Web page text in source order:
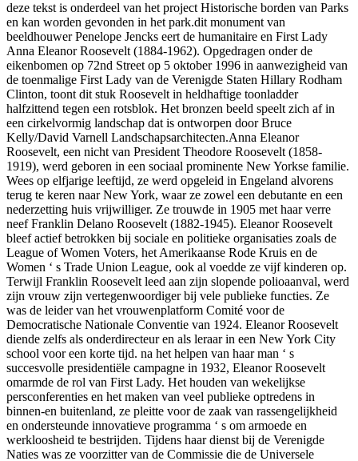
deze tekst is onderdeel van het project Historische borden van Parks
en kan worden gevonden in het park.dit monument van
beeldhouwer Penelope Jencks eert de humanitaire en First Lady
Anna Eleanor Roosevelt (1884-1962). Opgedragen onder de
eikenbomen op 72nd Street op 5 oktober 1996 in aanwezigheid van
de toenmalige First Lady van de Verenigde Staten Hillary Rodham
Clinton, toont dit stuk Roosevelt in heldhaftige toonladder
halfzittend tegen een rotsblok. Het bronzen beeld speelt zich af in
een cirkelvormig landschap dat is ontworpen door Bruce
Kelly/David Varnell Landschapsarchitecten.Anna Eleanor
Roosevelt, een nicht van President Theodore Roosevelt (1858-
1919), werd geboren in een sociaal prominente New Yorkse familie.
Wees op elfjarige leeftijd, ze werd opgeleid in Engeland alvorens
terug te keren naar New York, waar ze zowel een debutante en een
nederzetting huis vrijwilliger. Ze trouwde in 1905 met haar verre
neef Franklin Delano Roosevelt (1882-1945). Eleanor Roosevelt
bleef actief betrokken bij sociale en politieke organisaties zoals de
League of Women Voters, het Amerikaanse Rode Kruis en de
Women ‘ s Trade Union League, ook al voedde ze vijf kinderen op.
Terwijl Franklin Roosevelt leed aan zijn slopende polioaanval, werd
zijn vrouw zijn vertegenwoordiger bij vele publieke functies. Ze
was de leider van het vrouwenplatform Comité voor de
Democratische Nationale Conventie van 1924. Eleanor Roosevelt
diende zelfs als onderdirecteur en als leraar in een New York City
school voor een korte tijd. na het helpen van haar man ‘ s
succesvolle presidentiële campagne in 1932, Eleanor Roosevelt
omarmde de rol van First Lady. Het houden van wekelijkse
persconferenties en het maken van veel publieke optredens in
binnen-en buitenland, ze pleitte voor de zaak van rassengelijkheid
en ondersteunde innovatieve programma ‘ s om armoede en
werkloosheid te bestrijden. Tijdens haar dienst bij de Verenigde
Naties was ze voorzitter van de Commissie die de Universele